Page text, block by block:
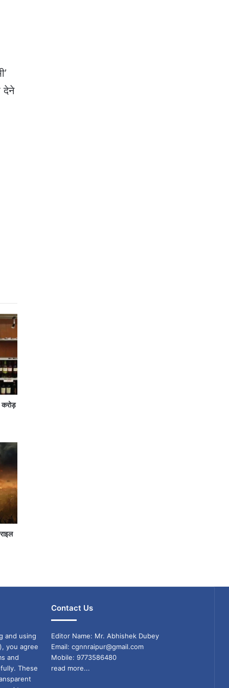
देने
करोड़
and using
you agree
and
These
Contact Us
Editor Name: Mr. Abhishek Dubey
Email: cgnnraipur@gmail.com
Mobile: 9773586480
read more...